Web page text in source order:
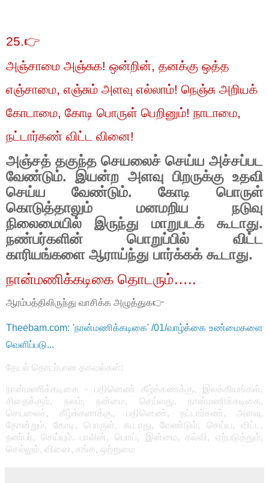
25.👉
அஞ்சாமை அஞ்சுக! ஒன்றின், தனக்கு ஒத்த
எஞ்சாமை, எஞ்சும் அளவு எல்லாம்! நெஞ்சு அறியக்
கோடாமை, கோடி பொருள் பெறினும்! நாடாமை,
நட்டார்கண் விட்ட வினை!
அஞ்சத் தகுந்த செயலைச் செய்ய அச்சப்பட
வேண்டும். இயன்ற அளவு பிறருக்கு உதவி
செய்ய வேண்டும். கோடி பொருள்
கொடுத்தாலும் மனமறிய நடுவு
நிலைமையில் இருந்து மாறுபடக் கூடாது.
நண்பர்களின் பொறுப்பில் விட்ட
காரியங்களை ஆராய்ந்து பார்க்கக் கூடாது.
நான்மணிக்கடிகை தொடரும்…..
ஆரம்பத்திலிருந்து வாசிக்க அழுத்துக👉
Theebam.com: 'நான்மணிக்கடிகை' /01/வாழ்க்கை உண்மைகளை
வெளிப்படு...
தேட‌ல் தொட‌ர்பான தகவ‌ல்க‌ள்:
நான்மணிக்கடிகை - பதினெண் கீழ்க்கணக்கு, இலக்கியங்கள் ,
சிதைக்கும், நலம், நன்மை, செய்வது , நான்மணிக்கடிகை,
செயலைச் ,கீழ்க்கணக்கு, பதினெண் , நட்டார்கண் , அளவு,
தோன்றும், கோடி , பொருள் , கூடாது , வேண்டும், செய்ய, விட்ட ,
நண்பர் , செய்யும்,பாலின் ,பொய், இன்மை,கல்வி ,ஏற்படுத்தும்,
செல்லும், வினை , சங்க, ஒற்றுமை